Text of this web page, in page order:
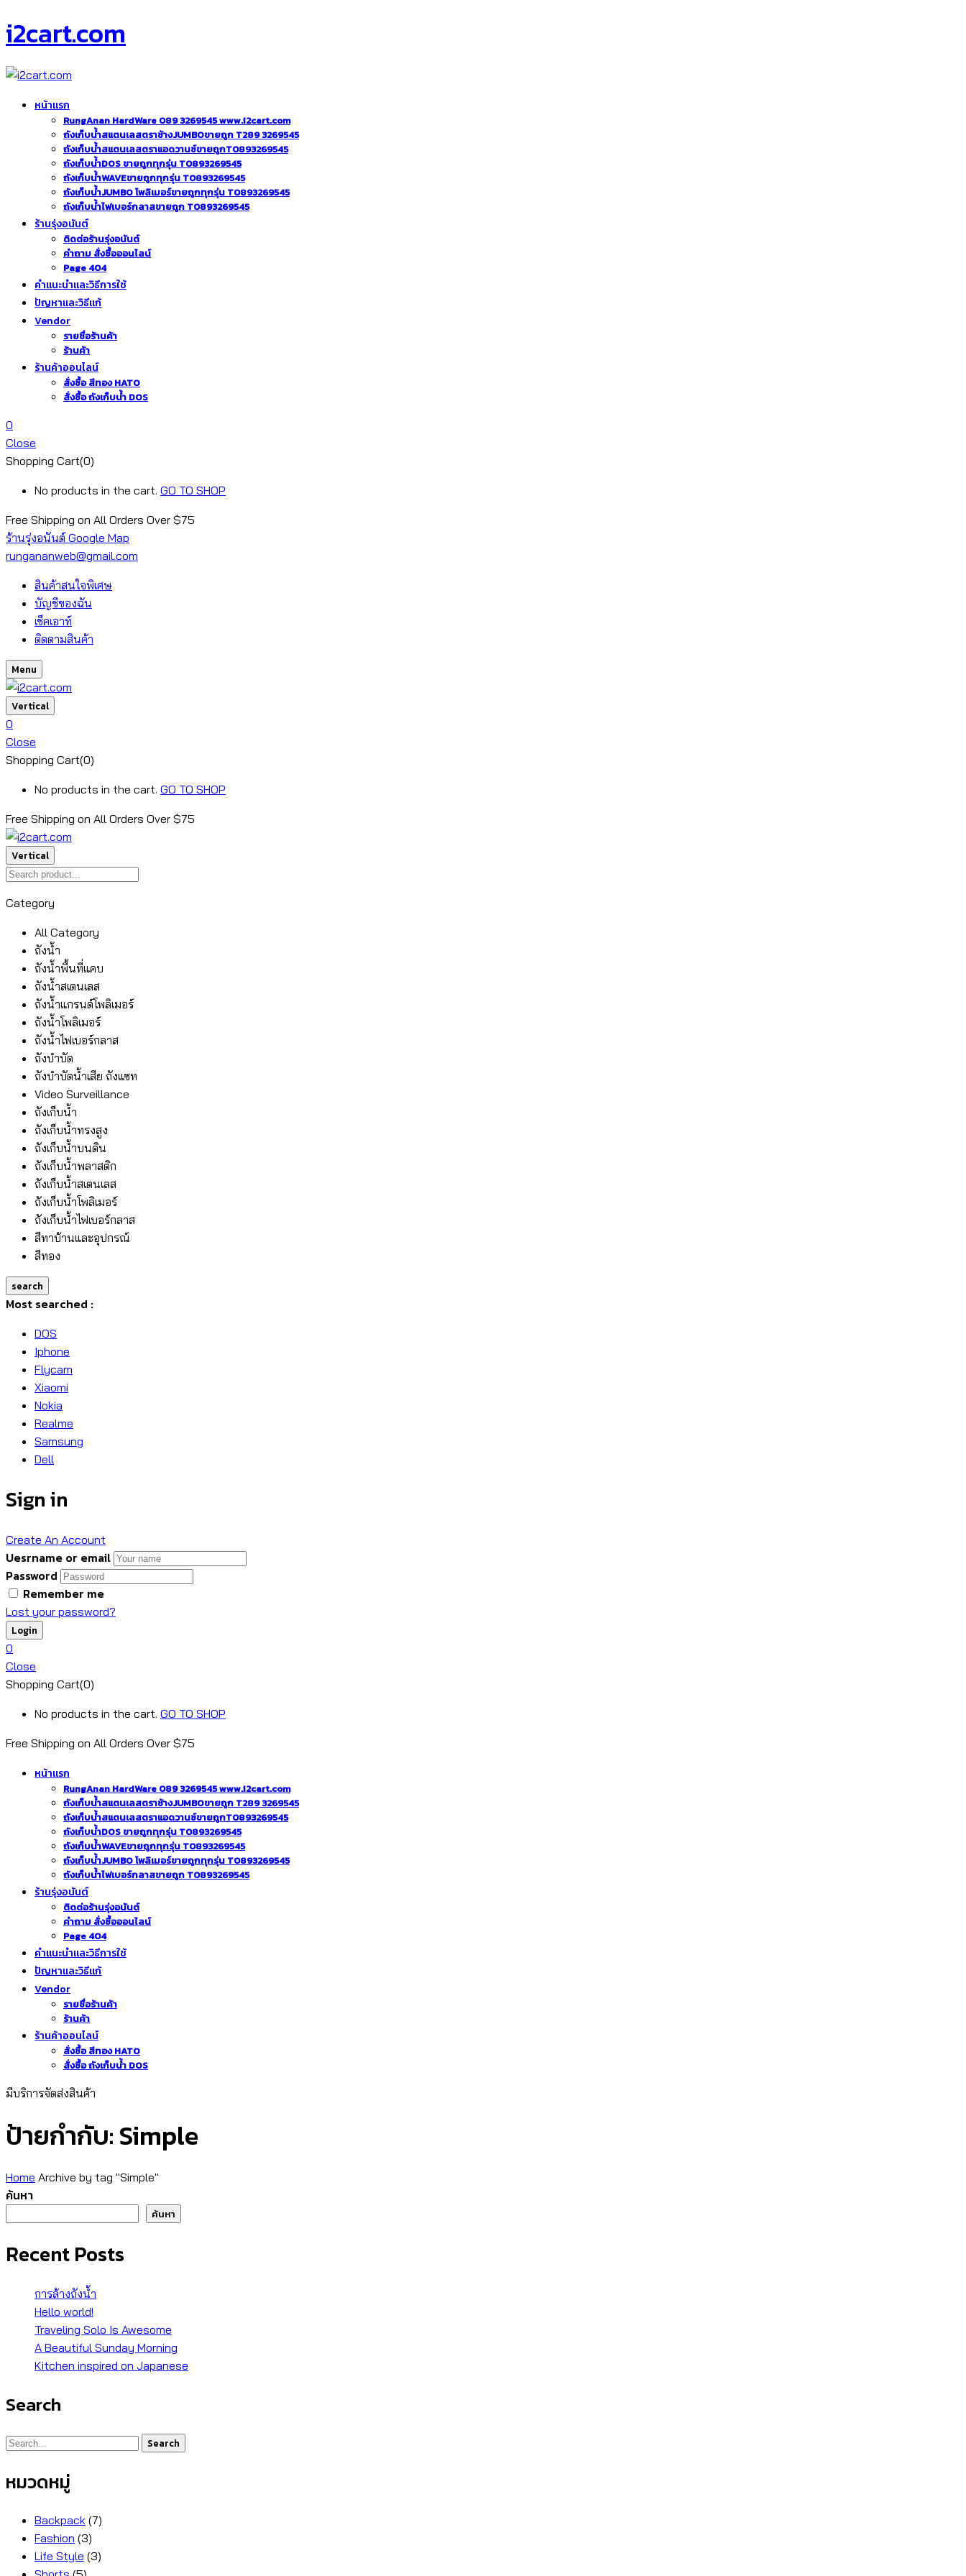
i2cart.com
หน้าแรก
RungAnan HardWare 089 3269545 www.i2cart.com
ถังเก็บน้ำสแตนเลสตราช้างJUMBOขายถูก T289 3269545
ถังเก็บน้ำสแตนเลสตราแอดวานซ์ขายถูกT0893269545
ถังเก็บน้ำDOS ขายถูกทุกรุ่น T0893269545
ถังเก็บน้ำWAVEขายถูกทุกรุ่น T0893269545
ถังเก็บน้ำJUMBO โพลิเมอร์ขายถูกทุกรุ่น T0893269545
ถังเก็บน้ำไฟเบอร์กลาสขายถูก T0893269545
ร้านรุ่งอนันต์
ติดต่อร้านรุ่งอนันต์
คำถาม สั่งซื้อออนไลน์
Page 404
คำแนะนำและวิธีการใช้
ปัญหาและวิธีแก้
Vendor
รายชื่อร้านค้า
ร้านค้า
ร้านค้าออนไลน์
สั่งซื้อ สีทอง HATO
สั่งซื้อ ถังเก็บน้ำ DOS
0
Close
Shopping Cart(0)
No products in the cart. GO TO SHOP
Free Shipping on All Orders Over $75
ร้านรุ่งอนันต์ Google Map
rungananweb@gmail.com
สินค้าสนใจพิเศษ
บัญชีของฉัน
เช็คเอาท์
ติดตามสินค้า
Menu
Vertical
0
Close
Shopping Cart(0)
No products in the cart. GO TO SHOP
Free Shipping on All Orders Over $75
Vertical
Category
All Category
ถังน้ำ
ถังน้ำพื้นที่แคบ
ถังน้ำสเตนเลส
ถังน้ำแกรนด์โพลิเมอร์
ถังน้ำโพลิเมอร์
ถังน้ำไฟเบอร์กลาส
ถังบำบัด
ถังบำบัดน้ำเสีย ถังแซท
Video Surveillance
ถังเก็บน้ำ
ถังเก็บน้ำทรงสูง
ถังเก็บน้ำบนดิน
ถังเก็บน้ำพลาสติก
ถังเก็บน้ำสเตนเลส
ถังเก็บน้ำโพลิเมอร์
ถังเก็บน้ำไฟเบอร์กลาส
สีทาบ้านและอุปกรณ์
สีทอง
search
Most searched :
DOS
Iphone
Flycam
Xiaomi
Nokia
Realme
Samsung
Dell
Sign in
Create An Account
Uesrname or email
Password
Remember me
Lost your password?
0
Close
Shopping Cart(0)
No products in the cart. GO TO SHOP
Free Shipping on All Orders Over $75
หน้าแรก
RungAnan HardWare 089 3269545 www.i2cart.com
ถังเก็บน้ำสแตนเลสตราช้างJUMBOขายถูก T289 3269545
ถังเก็บน้ำสแตนเลสตราแอดวานซ์ขายถูกT0893269545
ถังเก็บน้ำDOS ขายถูกทุกรุ่น T0893269545
ถังเก็บน้ำWAVEขายถูกทุกรุ่น T0893269545
ถังเก็บน้ำJUMBO โพลิเมอร์ขายถูกทุกรุ่น T0893269545
ถังเก็บน้ำไฟเบอร์กลาสขายถูก T0893269545
ร้านรุ่งอนันต์
ติดต่อร้านรุ่งอนันต์
คำถาม สั่งซื้อออนไลน์
Page 404
คำแนะนำและวิธีการใช้
ปัญหาและวิธีแก้
Vendor
รายชื่อร้านค้า
ร้านค้า
ร้านค้าออนไลน์
สั่งซื้อ สีทอง HATO
สั่งซื้อ ถังเก็บน้ำ DOS
มีบริการจัดส่งสินค้า
ป้ายกำกับ:Simple
Home Archive by tag "Simple"
ค้นหา
ค้นหา
Recent Posts
การล้างถังน้ำ
Hello world!
Traveling Solo Is Awesome
A Beautiful Sunday Morning
Kitchen inspired on Japanese
Search
Search
หมวดหมู่
Backpack (7)
Fashion (3)
Life Style (3)